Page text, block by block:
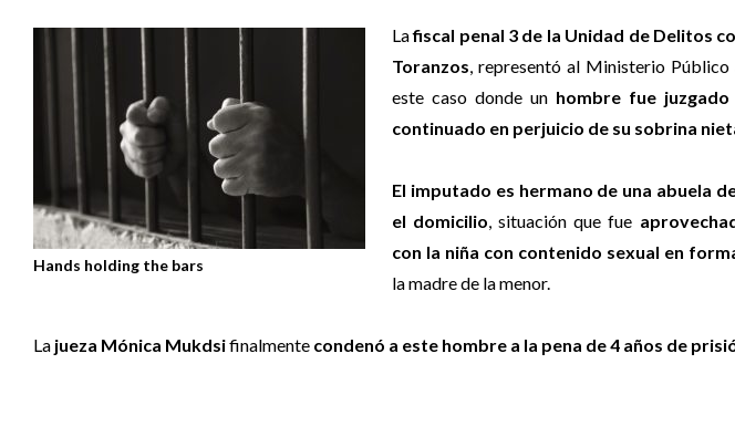
Hands holding the bars
Lafiscal penal 3 de la Unidad de Delitos
Toranzos , representó al Ministerio Público
este caso donde un hombre fue
continuado en perjuicio de su sobrina
El imputado es hermano de una abuela
el domicilio , situación que fue
con la niña con contenido sexual en
la madre de la menor.
La jueza Mónica Mukdsifinalmente condenó a este hombre a la pena de 4 años de